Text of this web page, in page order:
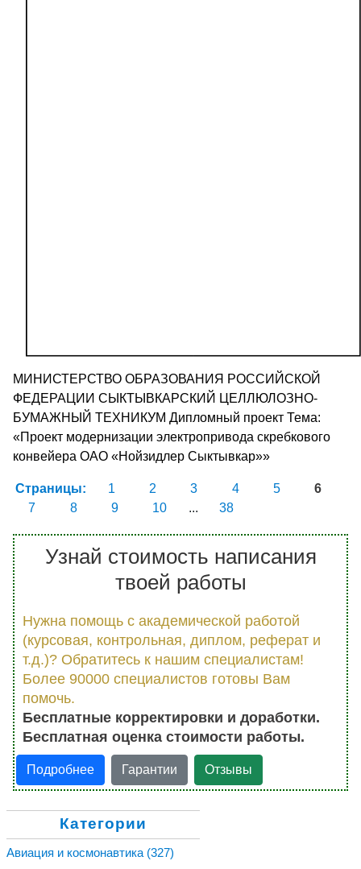
МИНИСТЕРСТВО ОБРАЗОВАНИЯ РОССИЙСКОЙ
ФЕДЕРАЦИИ СЫКТЫВКАРСКИЙ ЦЕЛЛЮЛОЗНО-
БУМАЖНЫЙ ТЕХНИКУМ Дипломный проект Тема:
«Проект модернизации электропривода скребкового
конвейера ОАО «Нойзидлер Сыктывкар»»
Страницы: 1 2 3 4 5
6
7
8 9 10 ... 38
Узнай стоимость написания
твоей работы
Нужна помощь с академической работой
(курсовая, контрольная, диплом, реферат и
т.д.)? Обратитесь к нашим специалистам!
Более 90000 специалистов готовы Вам
помочь.
Бесплатные корректировки и доработки.
Бесплатная оценка стоимости работы.
Подробнее Гарантии Отзывы
Категории
Авиация и космонавтика (327)